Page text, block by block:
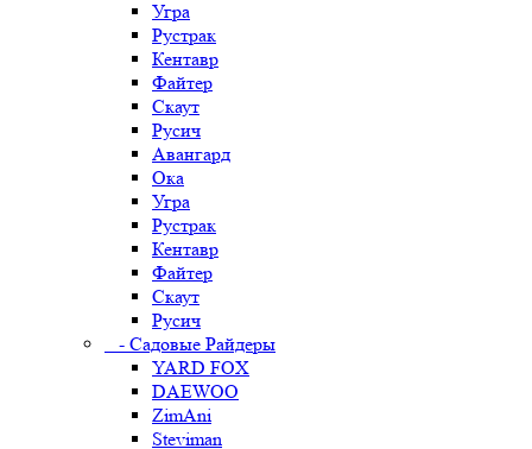
Угра
Рустрак
Кентавр
Файтер
Скаут
Русич
Авангард
Ока
Угра
Рустрак
Кентавр
Файтер
Скаут
Русич
- Садовые Райдеры
YARD FOX
DAEWOO
ZimAni
Steviman